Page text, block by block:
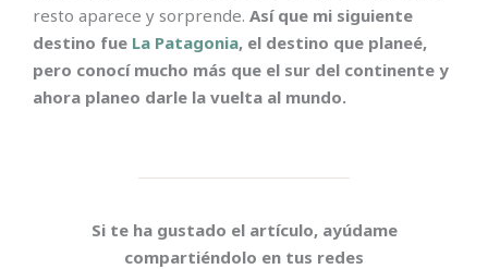
resto aparece y sorprende. Así que mi siguiente
destino fue La Patagonia, el destino que planeé,
pero conocí mucho más que el sur del continente y
ahora planeo darle la vuelta al mundo.
Si te ha gustado el artículo, ayúdame
compartiéndolo en tus redes